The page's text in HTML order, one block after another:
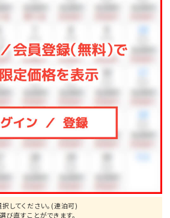
してください。(連泊可)
び直すことができます。